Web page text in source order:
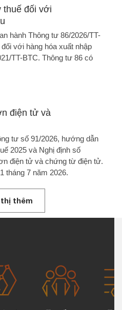
thuế​ đối với
hành Thông tư 86/2026/TT-
với hàng hóa xuất nhập
TT-BTC. Thông tư 86 có
điện tử và
tư số 91/2026, hướng dẫn
2025 và Nghị định số
điện tử và chứng từ điện tử.
tháng 7 năm 2026.
thị thêm